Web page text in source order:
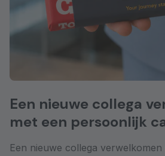
Een nieuwe collega
met een persoonlijk
Een nieuwe collega